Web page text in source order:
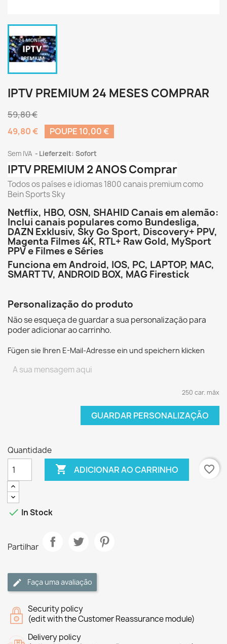
IPTV PREMIUM 24 MESES COMPRAR
59,80 €
49,80 €
POUPE 10,00 €
Sem IVA Lieferzeit: Sofort
IPTV PREMIUM 2 ANOS Comprar
Todos os países e idiomas 1800 canais premium como
Bein Sports Sky
Netflix, HBO, OSN, SHAHID Canais em alemão:
Inclui canais populares como Bundesliga,
DAZN Exklusiv, Sky Go Sport, Discovery+ PPV,
Magenta Filmes 4K, RTL+ Raw Gold, MySport
PPV e Filmes e Séries
Funciona em Android, IOS, PC, LAPTOP, MAC,
SMART TV, ANDROID BOX, MAG Firestick
Personalização do produto
Não se esqueça de guardar a sua personalização para
poder adicionar ao carrinho.
Fügen sie Ihren E-Mail-Adresse ein und speichern klicken
250 car. máx
GUARDAR PERSONALIZAÇÃO
Quantidade
 ADICIONAR AO CARRINHO favorite_border
 In Stock
Partilhar
Faça uma avaliação
Security policy
(edit with the Customer Reassurance module)
Delivery policy